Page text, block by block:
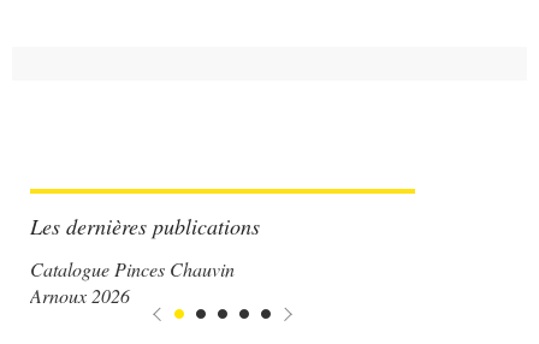
Les dernières publications
Catalogue Pinces Chauvin
Arnoux 2026